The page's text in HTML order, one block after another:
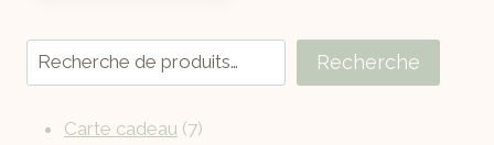
Recherche
Carte cadeau 7